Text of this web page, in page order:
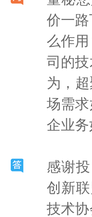
价一
么作
司的
为，
场需
企业务
感谢
创新
技术